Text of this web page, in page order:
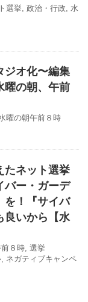
選挙 政治・行政
水
ジオ化〜編集
曜の朝、午前
曜の朝午前８時
たネット選挙
バー・ガーデ
を！『サイバ
良いから【水
８時 選挙
ネガティブキャンペ